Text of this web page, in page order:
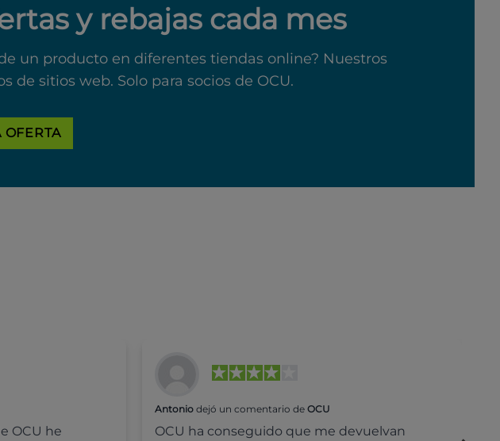
y rebajas cada mes
un producto en diferentes tiendas online? Nuestros
de sitios web. Solo para socios de OCU.
OFERTA
OCU he
Antonio dejó un comentario deOCU
OCU ha conseguido que me devuelvan